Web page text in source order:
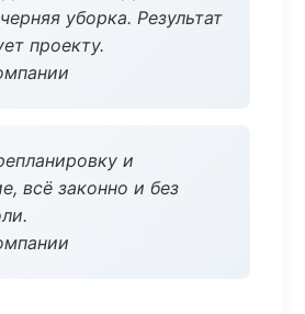
уборка. Результат
проекту.
и
всё законно и без